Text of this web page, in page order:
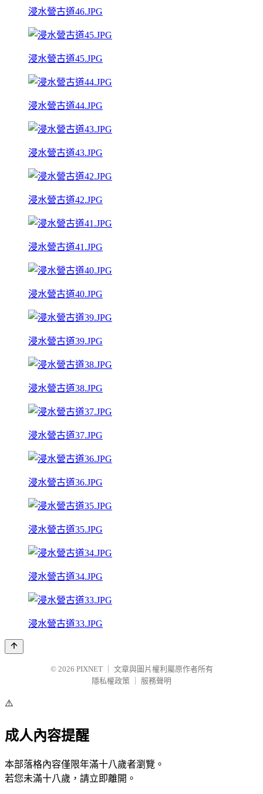
浸水營古道46.JPG
浸水營古道45.JPG
浸水營古道44.JPG
浸水營古道43.JPG
浸水營古道42.JPG
浸水營古道41.JPG
浸水營古道40.JPG
浸水營古道39.JPG
浸水營古道38.JPG
浸水營古道37.JPG
浸水營古道36.JPG
浸水營古道35.JPG
浸水營古道34.JPG
浸水營古道33.JPG
© 2026 PIXNET
文章與圖片權利屬原作者所有
隱私權政策
服務聲明
⚠️
成人內容提醒
本部落格內容僅限年滿十八歲者瀏覽。
若您未滿十八歲，請立即離開。